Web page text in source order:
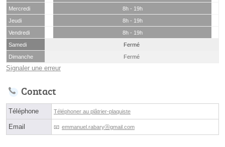
Mercredi
8h - 19h
Jeudi
8h - 19h
Vendredi
8h - 19h
Samedi
Fermé
Dimanche
Fermé
Signaler une erreur
Contact
Téléphone Téléphoner au plâtrier-plaquiste
Email emmanuel.rabaryⓐgmail.com